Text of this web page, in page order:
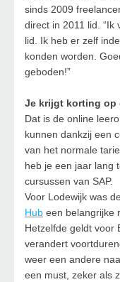
sinds 2009
direct in 2011 lid.
lid. Ik heb er zelf
konden worden.
geboden!”
Je krijgt korting op
Dat is de online
kunnen dankzij een
van het normale
heb je een jaar lang
cursussen van SAP.
Voor Lodewijk was
Hub een belangrijke
Hetzelfde geldt voor
verandert
weer een andere
een must, zeker als